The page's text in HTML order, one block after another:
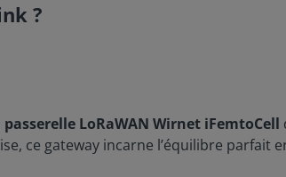
?
passerelle LoRaWAN Wirnet iFemtoCell
ce gateway incarne l’équilibre parfait